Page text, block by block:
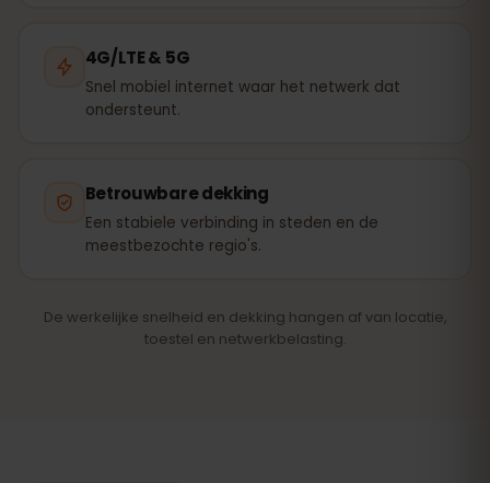
4G/LTE & 5G
Snel mobiel internet waar het netwerk dat
ondersteunt.
Betrouwbare dekking
Een stabiele verbinding in steden en de
meestbezochte regio's.
De werkelijke snelheid en dekking hangen af van locatie,
toestel en netwerkbelasting.